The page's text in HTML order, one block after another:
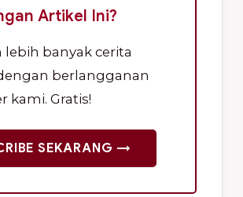
Artikel Ini?
lebih banyak cerita
berlangganan
kami. Gratis!
SEKARANG →